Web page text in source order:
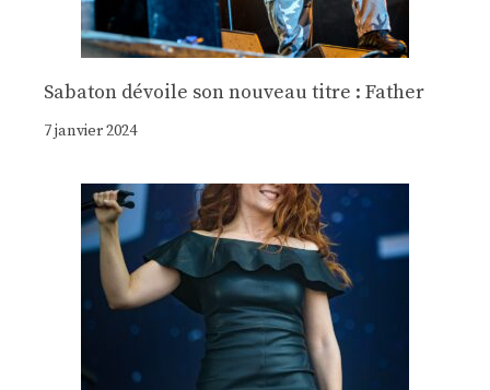
Sabaton dévoile son nouveau titre : Father
7 janvier 2024